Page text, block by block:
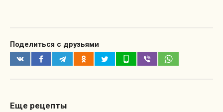
Поделиться с друзьями
Еще рецепты